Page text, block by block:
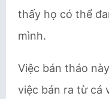
thấy họ có thể
mình.
Việc bán tháo
việc bán ra từ cá